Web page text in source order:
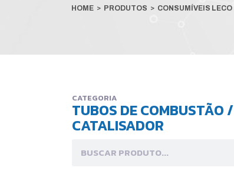
HOME > PRODUTOS > CONSUMÍVEIS LECO
CATEGORIA
TUBOS DE COMBUSTÃO /
CATALISADOR